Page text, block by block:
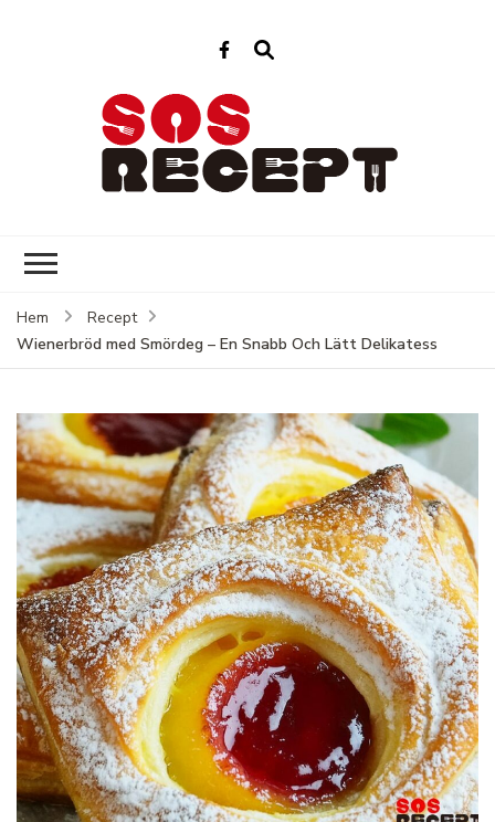
Hem
Recept
Wienerbröd med Smördeg – En Snabb Och Lätt Delikatess